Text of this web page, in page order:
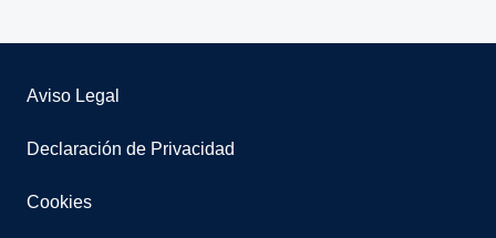
Aviso Legal
Declaración de Privacidad
Cookies